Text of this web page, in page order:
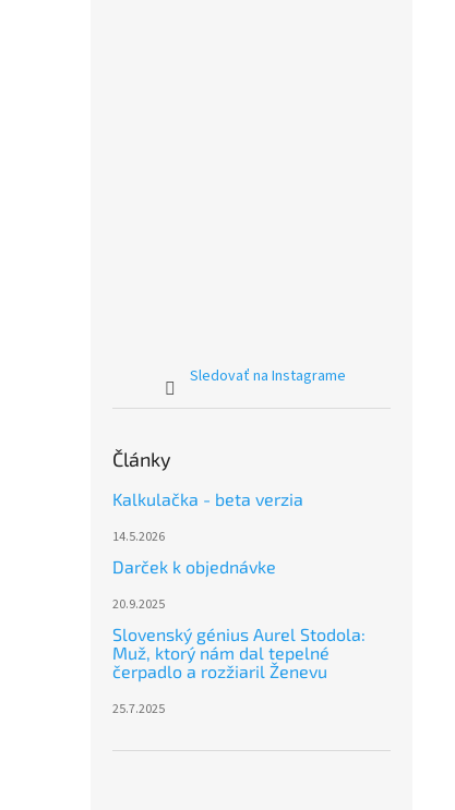
Sledovať na Instagrame
Články
Kalkulačka - beta verzia
14.5.2026
Darček k objednávke
20.9.2025
Slovenský génius Aurel Stodola:
Muž, ktorý nám dal tepelné
čerpadlo a rozžiaril Ženevu
25.7.2025